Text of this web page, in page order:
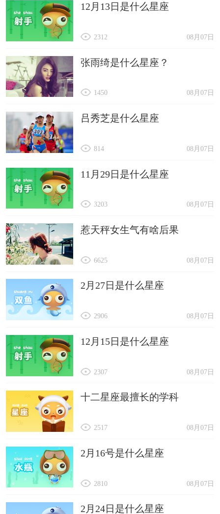
12月13日是什么星座
08月07日
2312
张雨绮是什么星座？
08月07日
1450
吕秀芝是什么星座
08月07日
814
11月29日是什么星座
08月07日
3203
惹天秤女生气有啥后果
08月07日
6625
2月27日是什么星座
08月07日
2906
12月15日是什么星座
08月07日
2307
十二星座最擅长的学科
08月07日
2517
2月16号是什么星座
08月07日
2810
2月24日是什么星座